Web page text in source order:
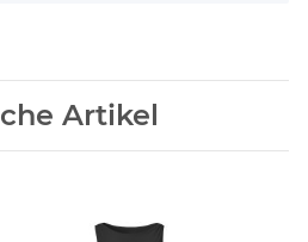
Artikel